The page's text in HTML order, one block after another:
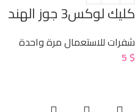
كليك لوكس3 جوز الهند
شفرات للاستعمال مرة واحدة
5 $